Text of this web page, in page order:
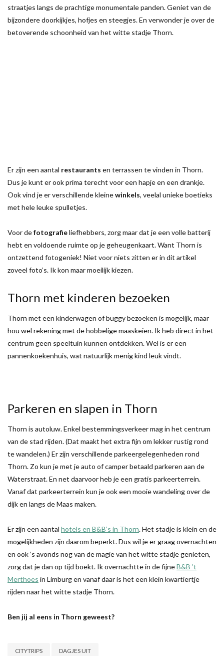
straatjes langs de prachtige monumentale panden. Geniet van de
bijzondere doorkijkjes, hofjes en steegjes. En verwonder je over de
betoverende schoonheid van het witte stadje Thorn.
Er zijn een aantal restaurants en terrassen te vinden in Thorn.
Dus je kunt er ook prima terecht voor een hapje en een drankje.
Ook vind je er verschillende kleinewinkels, veelal unieke boetieks
met hele leuke spulletjes.
Voor defotografieliefhebbers, zorg maar dat je een volle batterij
hebt en voldoende ruimte op je geheugenkaart. Want Thorn is
ontzettend fotogeniek! Niet voor niets zitten er in dit artikel
zoveel foto’s. Ik kon maar moeilijk kiezen.
Thorn met kinderen bezoeken
Thorn met een kinderwagen of buggy bezoeken is mogelijk, maar
hou wel rekening met de hobbelige maaskeien. Ik heb direct in het
centrum geen speeltuin kunnen ontdekken. Wel is er een
pannenkoekenhuis, wat natuurlijk menig kind leuk vindt.
Parkeren en slapen in Thorn
Thorn is autoluw. Enkel bestemmingsverkeer mag in het centrum
van de stad rijden. (Dat maakt het extra fijn om lekker rustig rond
te wandelen.) Er zijn verschillende parkeergelegenheden rond
Thorn. Zo kun je met je auto of camper betaald parkeren aan de
Waterstraat. En net daarvoor heb je een gratis parkeerterrein.
Vanaf dat parkeerterrein kun je ook een mooie wandeling over de
dijk en langs de Maas maken.
Er zijn een aantal hotels en B&B’s in Thorn. Het stadje is klein en de
mogelijkheden zijn daarom beperkt. Dus wil je er graag overnachten
en ook ’s avonds nog van de magie van het witte stadje genieten,
zorg dat je dan op tijd boekt. Ik overnachtte in de fijneB&B ’t
Merthoes in Limburg en vanaf daar is het een klein kwartiertje
rijden naar het witte stadje Thorn.
Ben jij al eens in Thorn geweest?
CITYTRIPS DAGJES UIT